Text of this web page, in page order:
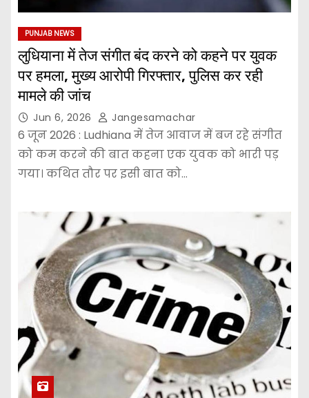
PUNJAB NEWS
लुधियाना में तेज संगीत बंद करने को कहने पर युवक
पर हमला, मुख्य आरोपी गिरफ्तार, पुलिस कर रही
मामले की जांच
Jun 6, 2026 Jangesamachar
6 जून 2026 : Ludhiana में तेज आवाज में बज रहे संगीत
को कम करने की बात कहना एक युवक को भारी पड़
गया। कथित तौर पर इसी बात को…